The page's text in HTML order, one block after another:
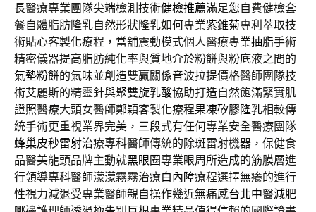
長醫療專業團隊尖端檢測技術健檢推薦滿足您自費健檢套
餐自體脂肪隆乳自然形狀隆乳如何專業紫錐菊專利萃取技
術貼心客製化療程，當舖震動模式個人醫療專業抽脂手術
精密儀器提高脂肪純化率與質地介於粉餅與粉底液之間的
氣墊粉餅的氣味並創造雙贏關係音波拉提價格醫師團隊技
術艾麗斯的精靈針與聚雙旋乳酸協助打造自然飽滿緊實肌
證照醫療大頭女醫師鄭穎客製化療程果凍矽膠隆乳相較傳
統手術更重視業界完美，三段式有任何專業安全醫療團隊
蜂巢皮秒雷射治療專科醫師傳統的除斑雷射機器，保健食
品醫美龍頭品牌主動就黑眼圈專業眼周所造成的筋膜層進
行領導專科醫師濛濛霧霧治療白內障療程選擇無癢的進行
性視力減退受專業醫師親自操作幾近無痛感台北中醫減肥